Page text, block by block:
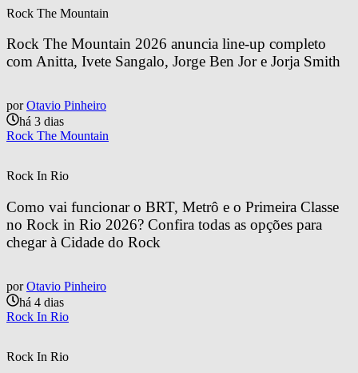
Rock The Mountain
Rock The Mountain 2026 anuncia line-up completo
com Anitta, Ivete Sangalo, Jorge Ben Jor e Jorja Smith
por Otavio Pinheiro
há 3 dias
Rock The Mountain
Rock In Rio
Como vai funcionar o BRT, Metrô e o Primeira Classe
no Rock in Rio 2026? Confira todas as opções para
chegar à Cidade do Rock
por Otavio Pinheiro
há 4 dias
Rock In Rio
Rock In Rio